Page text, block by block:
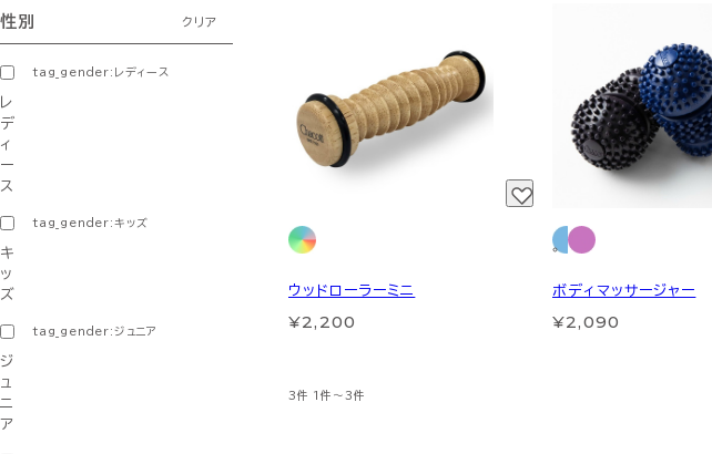
性別 クリア
tag_gender:レディース
レ
デ
ィ
ー
ス
tag_gender:キッズ
キ
ッ
ズ
tag_gender:ジュニア
ジ
ュ
ニ
ア
ウッドローラーミニ
¥2,200
ボディマッサージャー
¥2,090
3件 1件～3件